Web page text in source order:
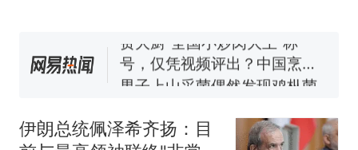
协会回应
男子上山采菌偶然发现鸡枞菌
窝，原地守1天等它长大：挖了
回大海 目击者直呼震惊 （视频
来源：参考消息）
笔试第一被第二名传话劝弃考
伊朗总统佩泽希齐扬：目